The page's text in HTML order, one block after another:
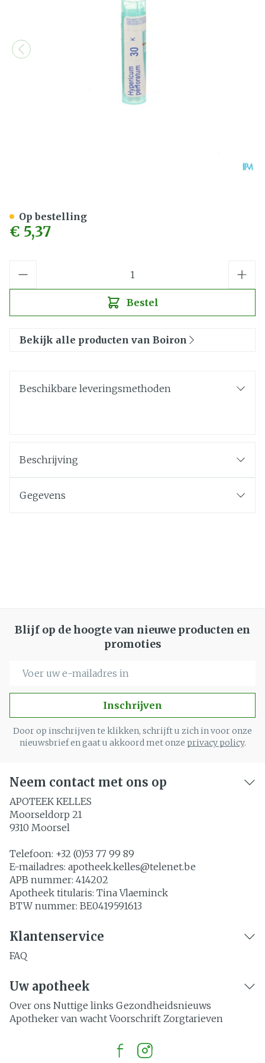
€ 5,37
Bestel
Op bestelling
Bekijk alle producten van Boiron
Beschikbare leveringsmethoden
Beschrijving
Gegevens
Blijf op de hoogte van nieuwe producten en
promoties
Inschrijven
Door op inschrijven te klikken, schrijft u zich in voor onze
nieuwsbrief en gaat u akkoord met onze privacy policy.
Neem contact met ons op
APOTEEK KELLES
Moorseldorp 21
9310 Moorsel
Telefoon: +32 (0)53 77 99 89
E-mailadres: apotheek.kelles@telenet.be
APB nummer: 414202
Apotheek titularis: Tina Vlaeminck
BTW nummer: BE0419591613
Klantenservice
FAQ
Uw apotheek
Over ons Nuttige links Gezondheidsnieuws
Apotheker van wacht Voorschrift Zorgtarieven